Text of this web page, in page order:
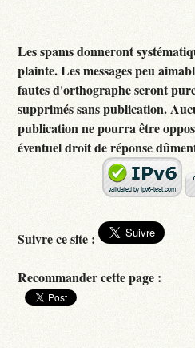
Les spams donneront
plainte. Les messages peu
fautes d'orthographe seront
supprimés sans publication.
publication ne pourra être
éventuel droit de réponse
Suivre ce site :
Recommander cette page :